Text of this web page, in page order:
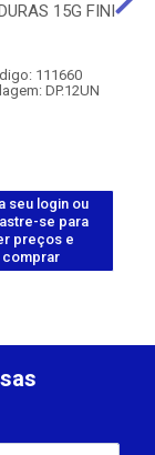
15G FINI
111660
DP.12UN
seu login ou
se para
preços e
comprar